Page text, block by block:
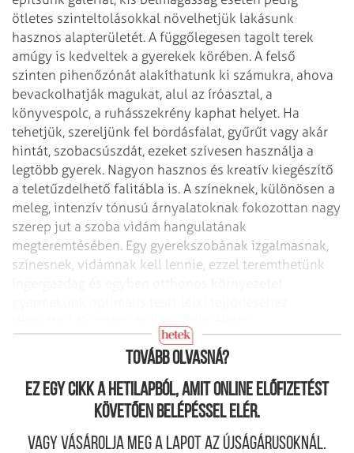
ötletes szinteltolásokkal növelhetjük lakásunk
hasznos alapterületét. A függőlegesen tagolt terek
amúgy is kedveltek a gyerekek körében. A felső
szinten pihenőzónát alakíthatunk ki számukra, ahova
bevackolhatják magukat, alul az íróasztal, a
könyvespolc, a ruhásszekrény kaphat helyet. Ha
tehetjük, szereljünk fel bordásfalat, gyűrűt vagy akár
hintát, szobacsúszdát, ezeket szívesen használja a
legtöbb gyerek. Nagyon hasznos és kreatív kiegészítő
a teletűzdelhető falitábla is. A színeknek, különösen a
meleg, intenzív tónusú árnyalatoknak fokozottan nagy
szerep jut a szoba vidám hangulatának
megteremtésében. Egy gyerekszobának izgalmasnak,
színesnek, vidámnak kell lennie, ezzel teremthetünk
belsőépítészek)
Tovább olvasná?
Ez egy cikk a hetilapból, amit online előfizetést
követően belépéssel elér.
Vagy vásárolja meg a lapot az újságárusoknál.